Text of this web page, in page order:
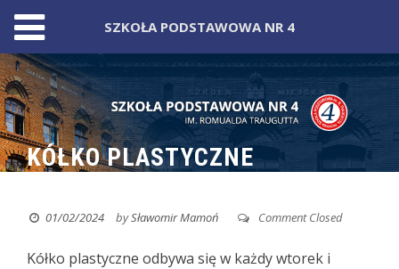
Skip
to
content
KÓŁKO PLASTYCZNE
01/02/2024 bySławomir Mamoń Comment Closed
Kółko plastyczne odbywa się w każdy wtorek i
SZKOŁA PODSTAWOWA NR 4